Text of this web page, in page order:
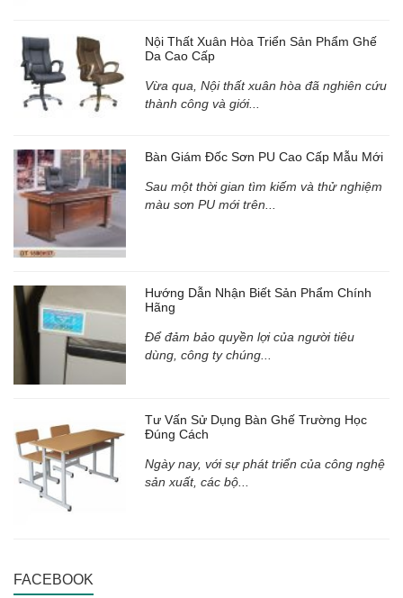
Nội Thất Xuân Hòa Triển Sản Phẩm Ghế
Da Cao Cấp
Vừa qua, Nội thất xuân hòa đã nghiên cứu
thành công và giới...
Bàn Giám Đốc Sơn PU Cao Cấp Mẫu Mới
Sau một thời gian tìm kiếm và thử nghiệm
màu sơn PU mới trên...
Hướng Dẫn Nhận Biết Sản Phẩm Chính
Hãng
Để đảm bảo quyền lợi của người tiêu
dùng, công ty chúng...
Tư Vấn Sử Dụng Bàn Ghế Trường Học
Đúng Cách
Ngày nay, với sự phát triển của công nghệ
sản xuất, các bộ...
FACEBOOK